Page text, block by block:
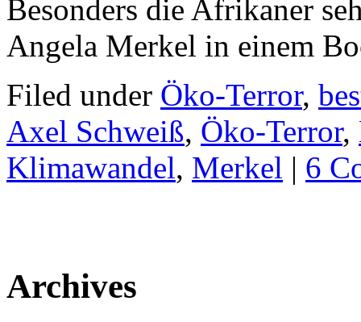
Besonders die Afrikaner
Angela Merkel in einem
Filed under Öko-Terror,
Axel Schweiß, Öko-Terror,
Klimawandel, Merkel | 6
Archives